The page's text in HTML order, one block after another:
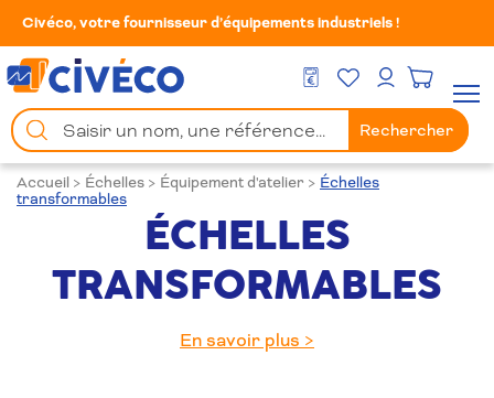
Civéco, votre fournisseur d’équipements industriels !
DEVIS GRATUIT
Mes FavorisMon compte
Chercher
un
produit
Rechercher
Accueil > Échelles > Équipement d'atelier > Échelles
transformables
ÉCHELLES
TRANSFORMABLES
En savoir plus >